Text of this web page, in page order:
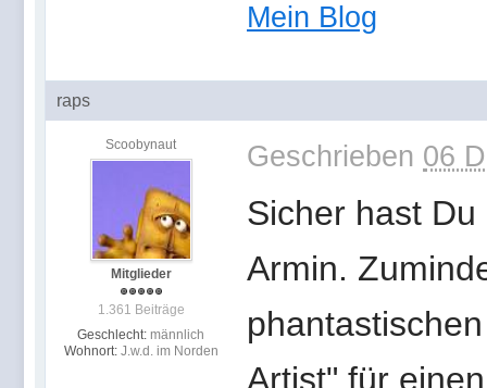
Mein Blog
raps
Scoobynaut
Mitglieder
1.361 Beiträge
Geschlecht: männlich
Wohnort: J.w.d. im Norden
Geschrieben 06
Sicher hast
Armin.
Artist" für